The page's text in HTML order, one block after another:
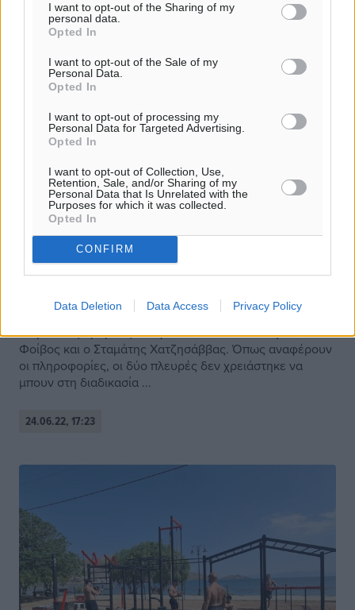
I want to opt-out of the Sharing of my
personal data.
Opted In
I want to opt-out of the Sale of my
Personal Data.
Opted In
I want to opt-out of processing my
Personal Data for Targeted Advertising.
Opted In
I want to opt-out of Collection, Use,
Retention, Sale, and/or Sharing of my
Personal Data that Is Unrelated with the
Purposes for which it was collected.
Opted In
CONFIRM
Data Deletion Data Access Privacy Policy
Φοίβος: Αποχαιρέτησε Χατζησάββα,
κλείνει το ρόστερ
Χωριστούς δρόμους αποφάσισαν να ακολουθήσουν ο
Φοίβος και ο Σταμάτης Χατζησάββας. Όπως αναφέρουν
οι πληροφορίες, οι δύο πλευρές δεν χρειάστηκε να
μπουν στη διαδικασία ...
24.06.22, 17:23